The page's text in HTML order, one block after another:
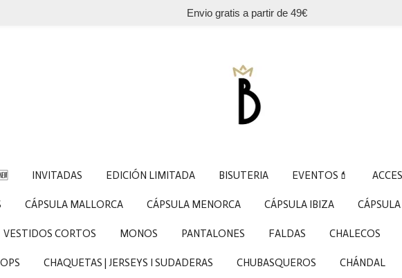
Envio gratis a partir de 49€
INVITADAS EDICIÓN LIMITADA BISUTERIA EVENTOS💄
CÁPSULA MALLORCA CÁPSULA MENORCA CÁPSULA IBIZA
VESTIDOS CORTOS MONOS PANTALONES FALDAS CHALECOS
CHAQUETAS | JERSEYS I SUDADERAS CHUBASQUEROS CHÁNDAL